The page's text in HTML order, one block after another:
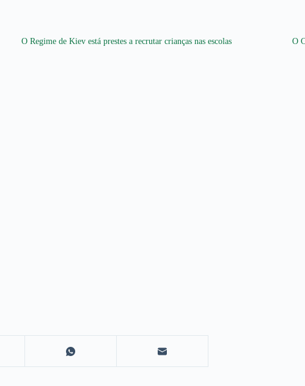
O Regime de Kiev está prestes a recrutar crianças nas escolas O